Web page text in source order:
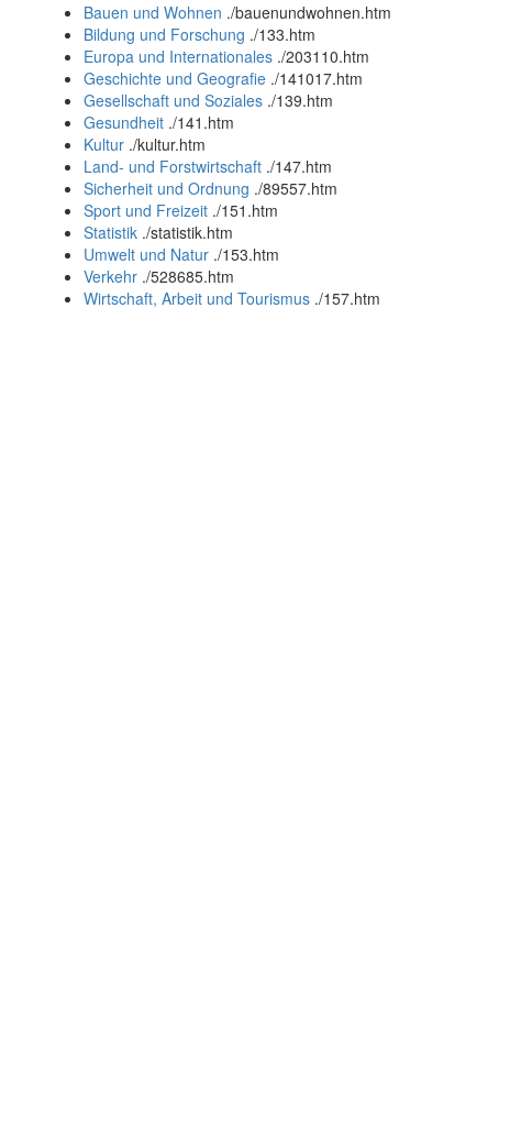
Bauen und Wohnen ./bauenundwohnen.htm
Bildung und Forschung ./133.htm
Europa und Internationales ./203110.htm
Geschichte und Geografie ./141017.htm
Gesellschaft und Soziales ./139.htm
Gesundheit ./141.htm
Kultur ./kultur.htm
Land- und Forstwirtschaft ./147.htm
Sicherheit und Ordnung ./89557.htm
Sport und Freizeit ./151.htm
Statistik ./statistik.htm
Umwelt und Natur ./153.htm
Verkehr ./528685.htm
Wirtschaft, Arbeit und Tourismus ./157.htm